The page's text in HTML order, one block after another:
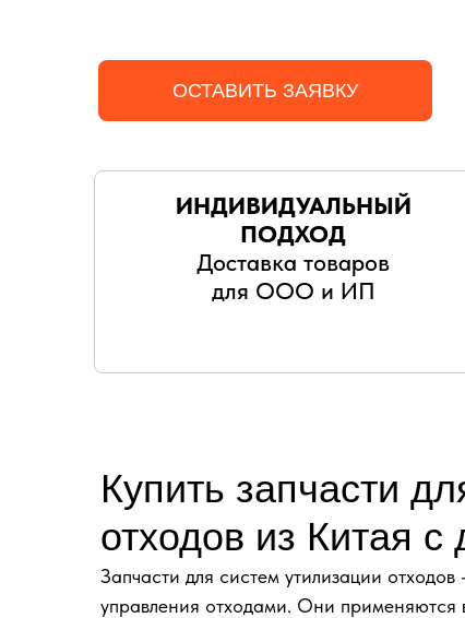
ОСТАВИТЬ ЗАЯВКУ
ИНДИВИДУАЛЬНЫЙ
ПОДХОД
Доставка товаров
для ООО и ИП
Купить запчасти
отходов из Китая
Запчасти для систем утилизации
управления отходами. Они применяются